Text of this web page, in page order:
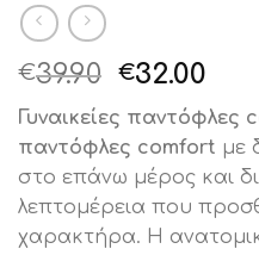
€39.90 Original
price
was:
€39.90.
€32.00
Γυναικείες παντόφλες
παντόφλες comfort με
στο επάνω μέρος και
λεπτομέρεια που
χαρακτήρα. Η